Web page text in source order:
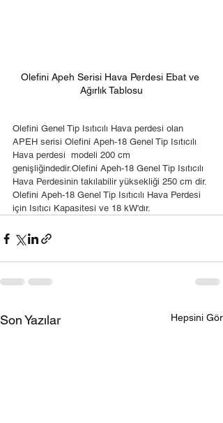
Olefini Apeh Serisi Hava Perdesi Ebat ve
Ağırlık Tablosu
Olefini Genel Tip Isıtıcılı Hava perdesi olan
APEH serisi Olefini Apeh-18 Genel Tip Isıtıcılı
Hava perdesi  modeli 200 cm
genişliğindedir.Olefini Apeh-18 Genel Tip Isıtıcılı
Hava Perdesinin takılabilir yüksekliği 250 cm dir.
Olefini Apeh-18 Genel Tip Isıtıcılı Hava Perdesi
için Isıtıcı Kapasitesi ve 18 kW'dır.
Son Yazılar Hepsini Gör